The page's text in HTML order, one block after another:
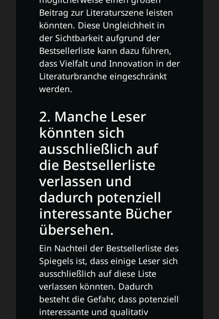
Beitrag zur Literaturszene leisten
könnten. Diese Ungleichheit in
der Sichtbarkeit aufgrund der
Bestsellerliste kann dazu führen,
dass Vielfalt und Innovation in der
Literaturbranche eingeschränkt
werden.
2. Manche Leser
könnten sich
ausschließlich auf
die Bestsellerliste
verlassen und
dadurch potenziell
interessante Bücher
übersehen.
Ein Nachteil der Bestsellerliste des
Spiegels ist, dass einige Leser sich
ausschließlich auf diese Liste
verlassen könnten. Dadurch
besteht die Gefahr, dass potenziell
interessante und qualitativ